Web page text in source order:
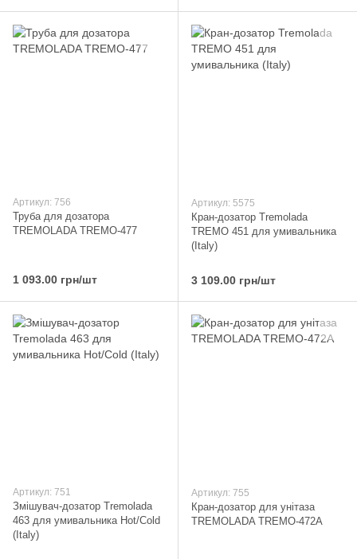
Артикул: 756
Труба для дозатора
TREMOLADA ТREMO-477
1 093.00 грн/шт
Артикул: 5575
Кран-дозатор Tremolada
ТREMO 451 для умивальника
(Italy)
3 109.00 грн/шт
Артикул: 751
Змішувач-дозатор Tremolada
463 для умивальника Hot/Cold
(Italy)
Артикул: 755
Кран-дозатор для унітаза
TREMOLADA ТREMO-472А